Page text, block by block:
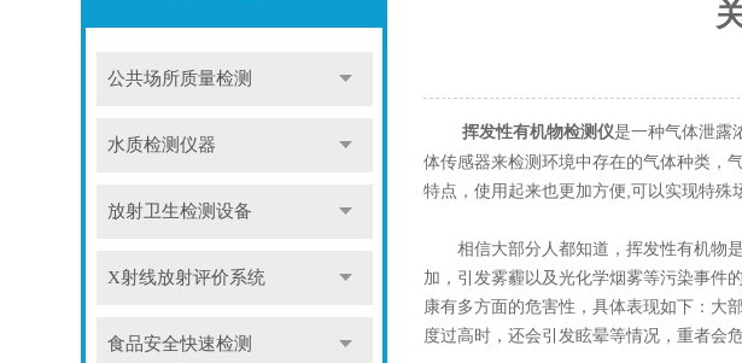
公共场所质量检测
水质检测仪器
放射卫生检测设备
X射线放射评价系统
食品安全快速检测
挥发性有机物检测仪是一种气体泄露
体传感器来检测环境中存在的气体种类，
特点，使用起来也更加方便,可以实现特殊
相信大部分人都知道，挥发性有机物是
加，引发雾霾以及光化学烟雾等污染事件
康有多方面的危害性，具体表现如下：大
度过高时，还会引发眩晕等情况，重者会